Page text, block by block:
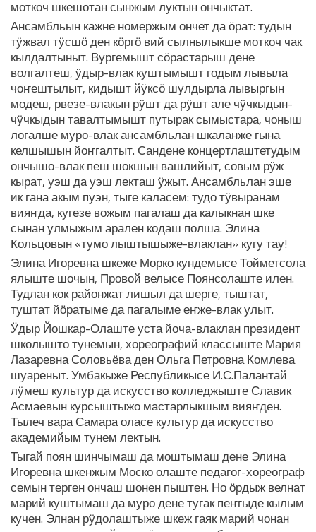
моткоч шкешотан сынжым луктын ончыктат.
Ансамбльын кажне номержым ончет да ӧрат: тудын
тӱжвал тӱсшӧ ден кӧргӧ вий сылнылыкше моткоч чак
кылдалтыныт. Вургемышт сӧрастарыш дене
волгалтеш, ӱдыр-влак куштымышт годым лывыла
чоҥештылыт, кидышт йӱксӧ шулдырла лывыргын
модеш, рвезе-влакын рӱшт да рӱшт але чӱчкыдын-
чӱчкыдын тавалтымышт путырак сымыстара, чоныш
логалше муро-влак ансамбльлан шкаланже гына
келшышын йоҥгалтыт. Сандене концертлаштетудым
ончышо-влак пеш шокшын вашлийыт, совым рӱж
кырат, уэш да уэш лекташ ӱжыт. Ансамбльлан эше
ик гана акым пуэн, тыге каласем: тудо тӱвыранам
вияҥда, кугезе вожым пагалаш да калыкнан шке
сынан улмыжым арален кодаш полша. Элина
Кольцовын «тумо лыштышыже-влаклан» кугу тау!
Элина Игоревна шкеже Морко кундемысе Тойметсола
ялыште шочын, Провой велысе Поянсолаште илен.
Тудлан кок районжат лишыл да шерге, тыштат,
туштат йӧратыме да пагалыме еҥже-влак улыт.
Ӱдыр Йошкар-Олаште уста йоча-влаклан президент
школышто тунемын, хореографий классыште Мария
Лазаревна Соловьёва ден Ольга Петровна Комлева
шуареныт. Умбакыже Республикысе И.С.Палантай
лӱмеш культур да искусство колледжыште Славик
Асмаевын курсыштыжо мастарлыкшым вияҥден.
Тылеч вара Самара оласе культур да искусство
академийым тунем лектын.
Тыгай поян шинчымаш да моштымаш дене Элина
Игоревна шкенжым Моско олаште педагог-хореограф
семын терген ончаш шонен пыштен. Но ӧрдыж велнат
марий куштымаш да муро дене тугак пеҥгыде кылым
кучен. Элнан рӱдолаштыже шкеж гаяк марий чонан